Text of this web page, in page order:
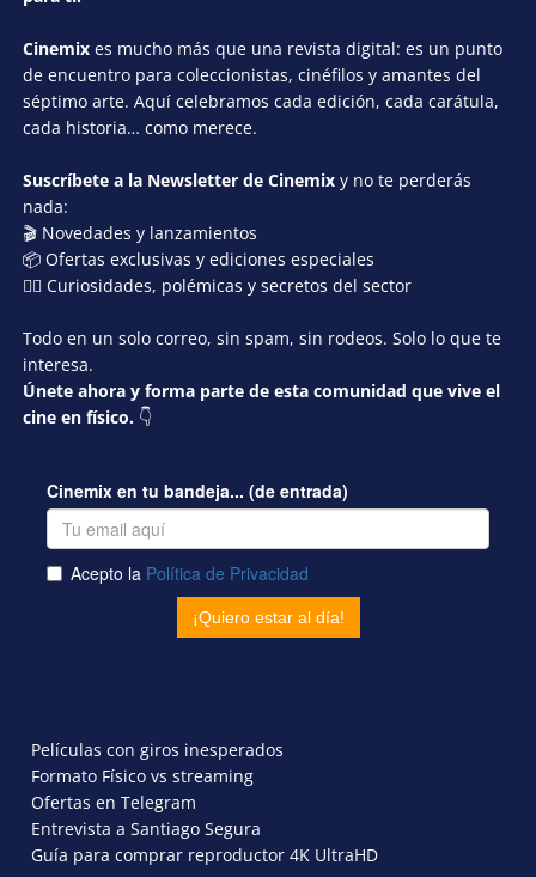
Cinemix es mucho más que una revista digital: es un punto
de encuentro para coleccionistas, cinéfilos y amantes del
séptimo arte. Aquí celebramos cada edición, cada carátula,
cada historia… como merece.
Suscríbete a la Newsletter de Cinemix y no te perderás
nada:
🎬 Novedades y lanzamientos
📦 Ofertas exclusivas y ediciones especiales
🕵️‍♂️ Curiosidades, polémicas y secretos del sector
Todo en un solo correo, sin spam, sin rodeos. Solo lo que te
interesa.
Únete ahora y forma parte de esta comunidad que vive el
cine en físico. 👇
Películas con giros inesperados
Formato Físico vs streaming
Ofertas en Telegram
Entrevista a Santiago Segura
Guía para comprar reproductor 4K UltraHD